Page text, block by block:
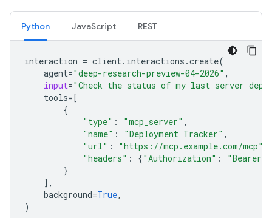
Python JavaScript REST
interaction = client. interactions .create(
agent="deep-research-preview-04-2026" ,
input="Check the status of my last server
tools=[
{
"type" : "mcp_server" ,
"name" : "Deployment Tracker" ,
"url" : "https://mcp.example.com/mcp"
"headers" : {"Authorization" :
"Bearer
}
],
background=True,
)